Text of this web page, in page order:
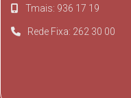
Tmais: 936 17 19
Rede Fixa: 262 30 00